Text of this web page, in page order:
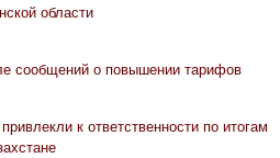
области
сообщений о повышении тарифов
к ответственности по итогам